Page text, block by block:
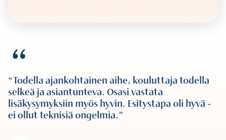
Todella ajankohtainen aihe, kouluttaja todella
selkeä ja asiantunteva. Osasi vastata
lisäkysymyksiin myös hyvin. Esitystapa oli hyvä -
ei ollut teknisiä ongelmia.